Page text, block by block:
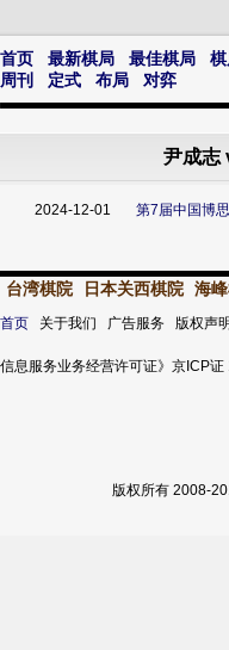
首页 最新棋局 最佳棋局
周刊
定式 布局 对弈
尹成志
2024-12-01 第7届中国博
台湾棋院 日本关西棋院 海
首页关于我们 广告服务 版权声
信息服务业务经营许可证》京
版权所有 2008-